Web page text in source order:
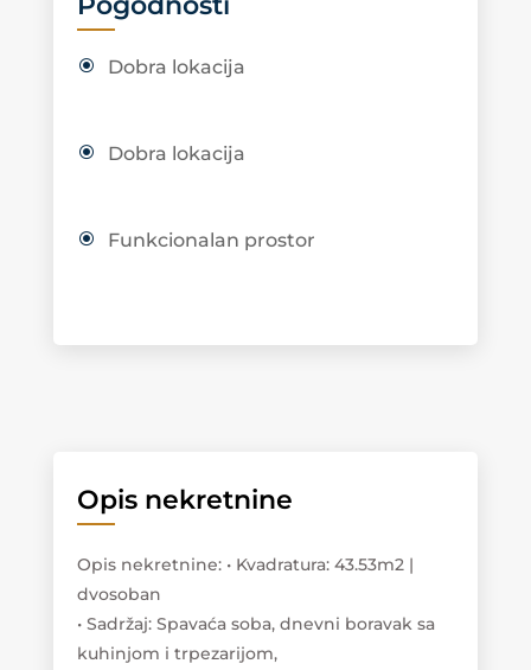
Dobra lokacija
Dobra lokacija
Funkcionalan prostor
Opis nekretnine
Opis nekretnine: • Kvadratura: 43.53m2 |
dvosoban
• Sadržaj: Spavaća soba, dnevni boravak sa
kuhinjom i trpezarijom,